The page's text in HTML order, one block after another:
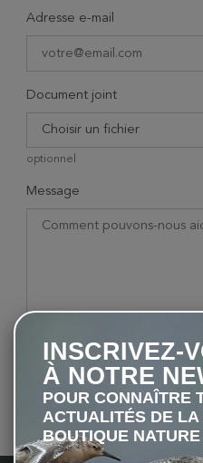
Adresse e-mail
Document joint
Choisir un fichier
optionnel
Message
INSCRIVEZ-
À NOTRE
POUR CONNAÎTRE
ACTUALITÉS DE
BOUTIQUE NATURE